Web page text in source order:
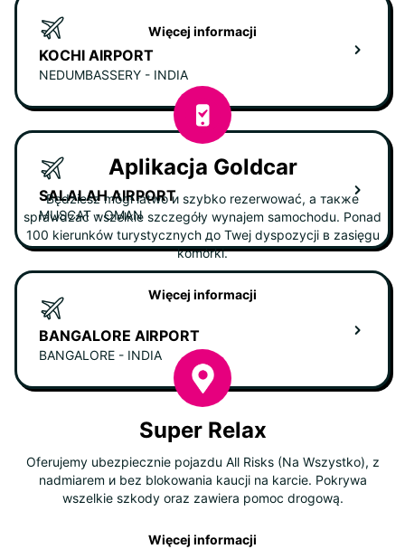
KOCHI AIRPORT
NEDUMBASSERY - INDIA
SALALAH AIRPORT
MUSCAT - OMAN
BANGALORE AIRPORT
BANGALORE - INDIA
Więcej informacji
Aplikacja Goldcar
Będziesz mógł łatwo и szybko rezerwować, а также
sprawdzać wszelkie szczegóły wynajem samochodu. Ponad
100 kierunków turystycznych до Twej dyspozycji в zasięgu
komórki.
Więcej informacji
Super Relax
Oferujemy ubezpiecznie pojazdu All Risks (Na Wszystko), z
nadmiarem и bez blokowania kaucji na karcie. Pokrywa
wszelkie szkody oraz zawiera pomoc drogową.
Więcej informacji